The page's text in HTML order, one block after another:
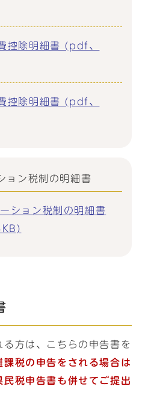
控除明細書 (pdf、
控除明細書 (pdf、
ョン税制の明細書
ション税制の明細書
方は、こちらの申告書を
課税の申告をされる場合は
民税申告書も併せてご提出